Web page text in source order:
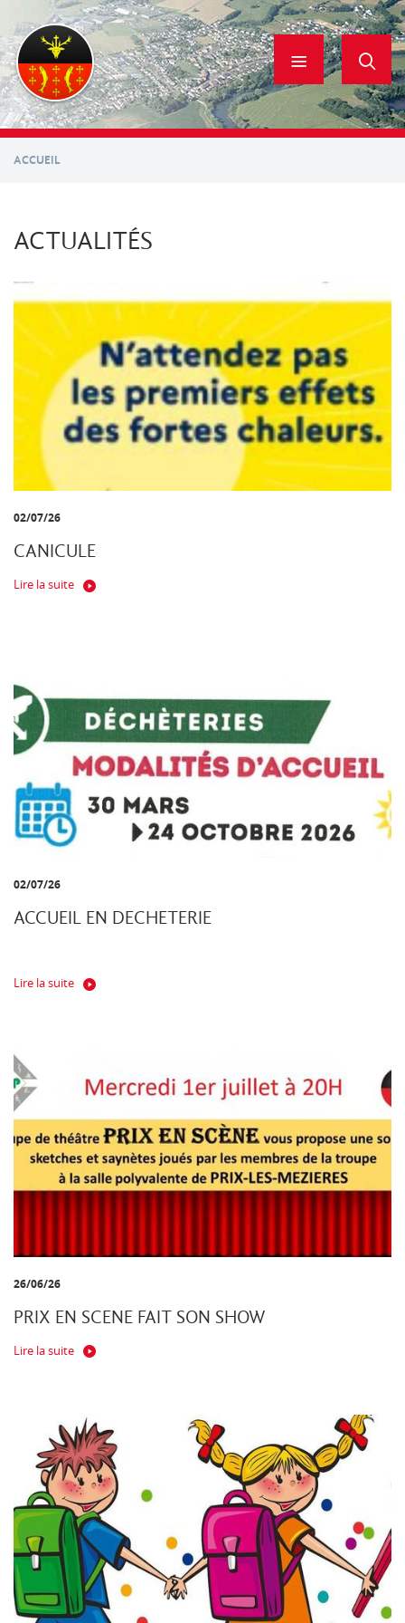
contenu
principal
ACCUEIL
ACTUALITÉS
02/07/26
CANICULE
Lire la suite
02/07/26
ACCUEIL EN DECHETERIE
Lire la suite
26/06/26
PRIX EN SCENE FAIT SON SHOW
Lire la suite